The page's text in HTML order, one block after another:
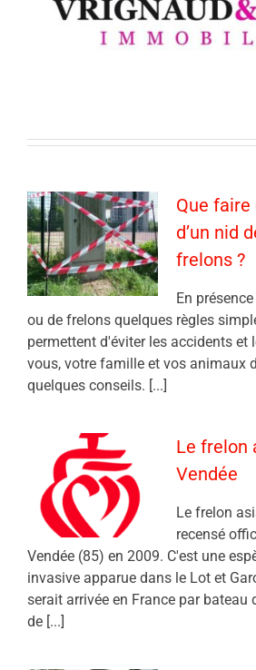
Que faire
d’un nid
frelons ?
En
ou de frelons quelques règles
permettent d'éviter les accidents et
vous, votre famille et vos animaux
quelques conseils. [...]
Le frelon
Vendée
Le frelon
recensé
Vendée (85) en 2009. C'est une
invasive apparue dans le Lot et
serait arrivée en France par bateau
de [...]